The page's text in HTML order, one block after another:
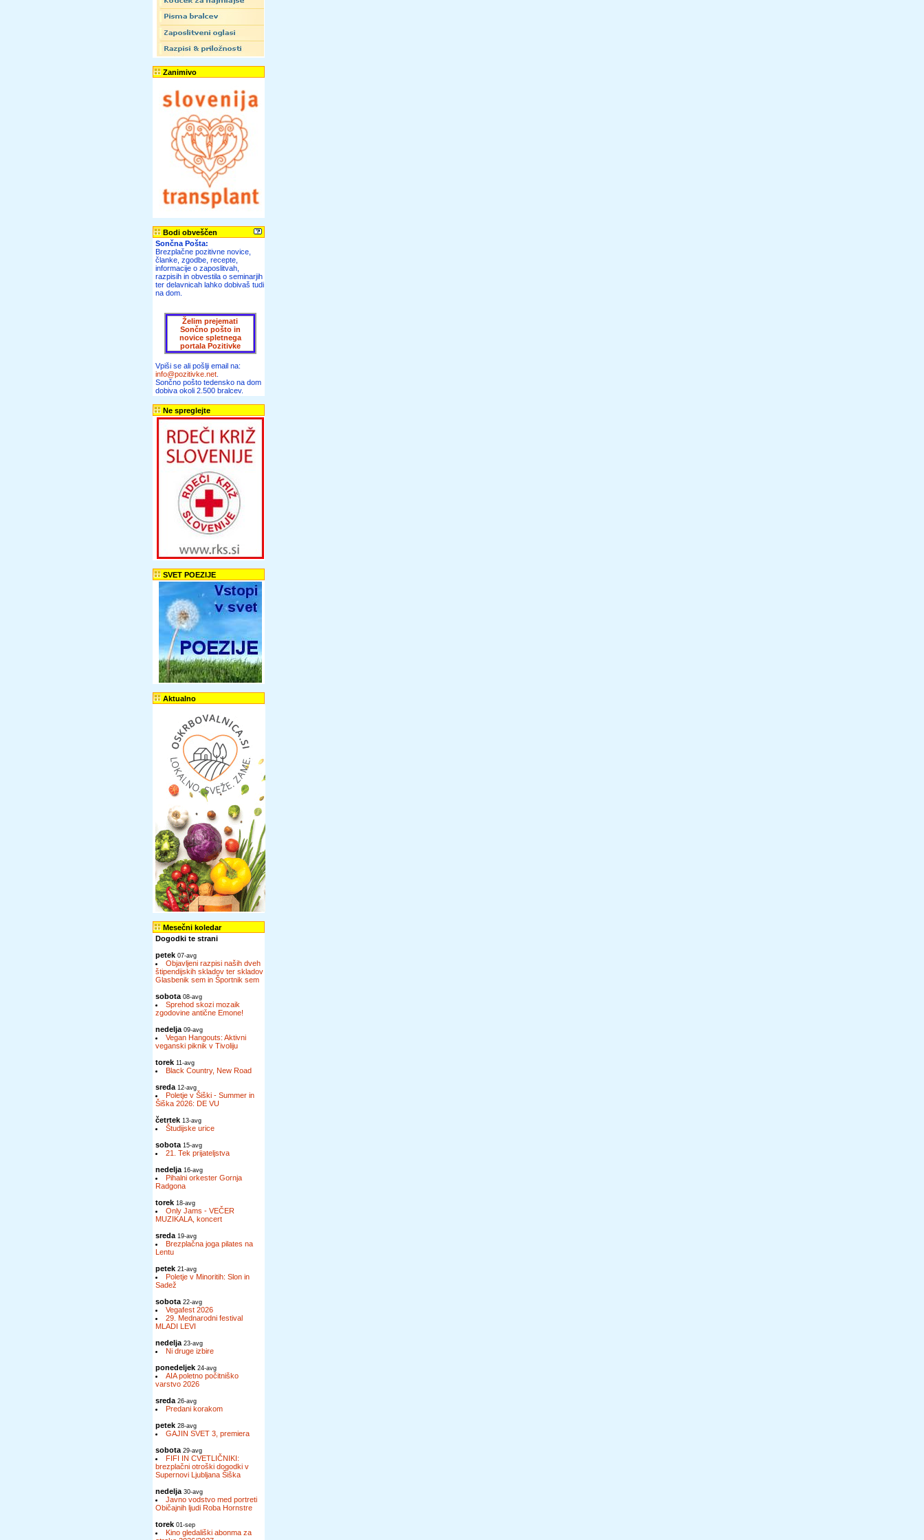
Zanimivo
Bodi obveščen
Sončna Pošta:
Brezplačne pozitivne novice,
članke, zgodbe, recepte,
informacije o zaposlitvah,
razpisih in obvestila o seminarjih
ter delavnicah lahko dobivaš tudi
na dom.
Želim prejemati
Sončno pošto in
novice spletnega
portala Pozitivke
Vpiši se ali pošlji email na:
info@pozitivke.net
Sončno pošto tedensko na dom
dobiva okoli 2.500 bralcev.
Ne spreglejte
SVET POEZIJE
Aktualno
Mesečni koledar
Dogodki te strani
petek 07-avg
Objavljeni razpisi naših dveh
štipendijskih skladov ter skladov
Glasbenik sem in Športnik sem
sobota 08-avg
Sprehod skozi mozaik
zgodovine antične Emone!
nedelja 09-avg
Vegan Hangouts: Aktivni
veganski piknik v Tivoliju
torek 11-avg
Black Country, New Road
sreda 12-avg
Poletje v Šiški - Summer in
Šiška 2026: DE VU
četrtek 13-avg
Študijske urice
sobota 15-avg
21. Tek prijateljstva
nedelja 16-avg
Pihalni orkester Gornja
Radgona
torek 18-avg
Only Jams - VEČER
MUZIKALA, koncert
sreda 19-avg
Brezplačna joga pilates na
Lentu
petek 21-avg
Poletje v Minoritih: Slon in
Sadež
sobota 22-avg
Vegafest 2026
29. Mednarodni festival
MLADI LEVI
nedelja 23-avg
Ni druge izbire
ponedeljek 24-avg
AIA poletno počitniško
varstvo 2026
sreda 26-avg
Predani korakom
petek 28-avg
GAJIN SVET 3, premiera
sobota 29-avg
FIFI IN CVETLIČNIKI:
brezplačni otroški dogodki v
Supernovi Ljubljana Šiška
nedelja 30-avg
Javno vodstvo med portreti
Običajnih ljudi Roba Hornstre
torek 01-sep
Kino gledališki abonma za